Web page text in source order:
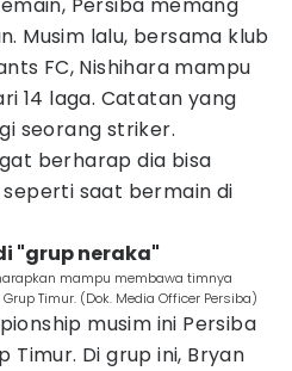
Musim lalu, bersama klub
FC, Nishihara mampu
14 laga. Catatan yang
seorang striker.
berharap dia bisa
saat bermain di
"grup neraka"
mampu membawa timnya
Timur. (Dok. Media Officer Persiba)
musim ini Persiba
Timur. Di grup ini, Bryan